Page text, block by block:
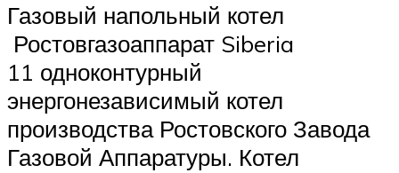
Газовый напольный котел
Ростовгазоаппарат Siberia
11 одноконтурный
энергонезависимый котел
производства Ростовского Завода
Газовой Аппаратуры. Котел